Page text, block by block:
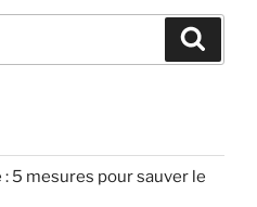
5 mesures pour sauver le